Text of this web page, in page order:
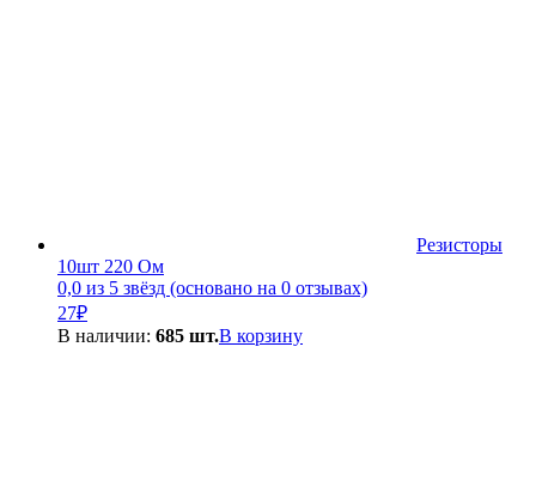
Резисторы
10шт 220 Ом
0,0 из 5 звёзд (основано на 0 отзывах)
27₽
В наличии: 685 шт.В корзину